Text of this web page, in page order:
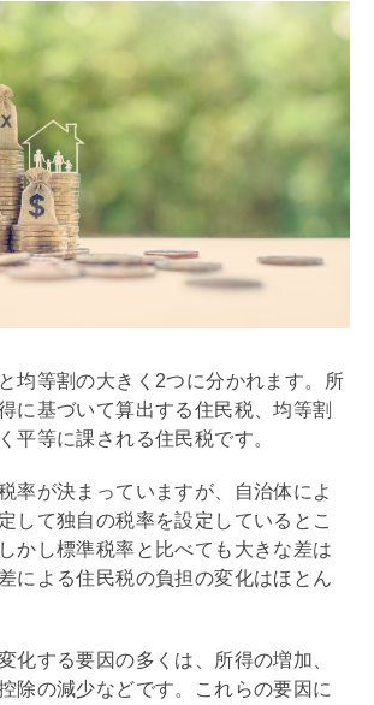
均等割の大きく2つに分かれます。所
に基づいて算出する住民税、均等割
平等に課される住民税です。
率が決まっていますが、自治体によ
して独自の税率を設定しているとこ
かし標準税率と比べても大きな差は
による住民税の負担の変化はほとん
化する要因の多くは、所得の増加、
除の減少などです。これらの要因に